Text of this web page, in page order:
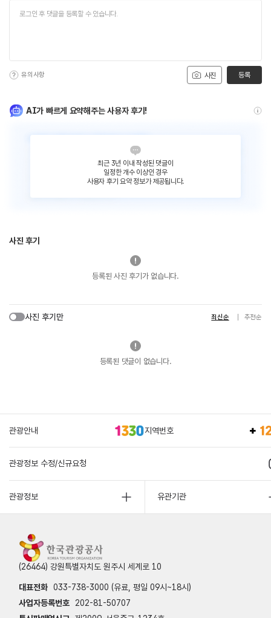
사진
유의사항 등록
AI가 빠르게 요약해주는 사용자 후기!
최근 3년 이내 작성된 댓글이
일정한 개수 이상인 경우
사용자 후기 요약 정보가 제공됩니다.
사진 후기
등록된 사진 후기가 없습니다.
사진 후기만 최신순 추천순
등록된 댓글이 없습니다.
관광안내 지역번호
관광정보 수정/신규요청
관광정보 유관기관
(26464) 강원특별자치도 원주시 세계로 10
대표전화 033-738-3000 (유료, 평일 09시~18시)
사업자등록번호
202-81-50707